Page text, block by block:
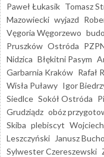
Paweł Łukasik Tomasz
Mazowiecki wyjazd
Vęgoria Węgorzewo
Pruszków Ostróda
Nidzica Błękitni Pasym
Garbarnia Kraków Rafał
Wisła Puławy Igor
Siedlce Sokół Ostróda
Grudziądz obóz
Skiba plebiscyt
Leszczyński
Janusz
Sylwester Czereszewski